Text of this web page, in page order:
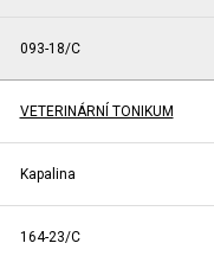
093-18/C
VETERINÁRNÍ TONIKUM
Kapalina
164-23/C